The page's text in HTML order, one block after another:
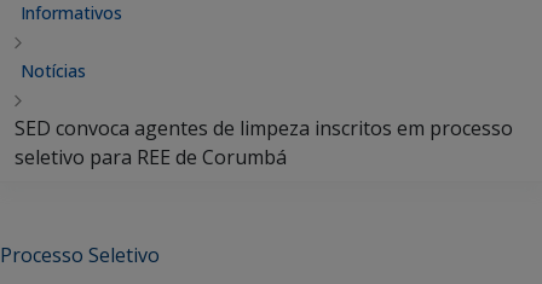
Informativos
Notícias
SED convoca agentes de limpeza inscritos em processo
seletivo para REE de Corumbá
Processo Seletivo